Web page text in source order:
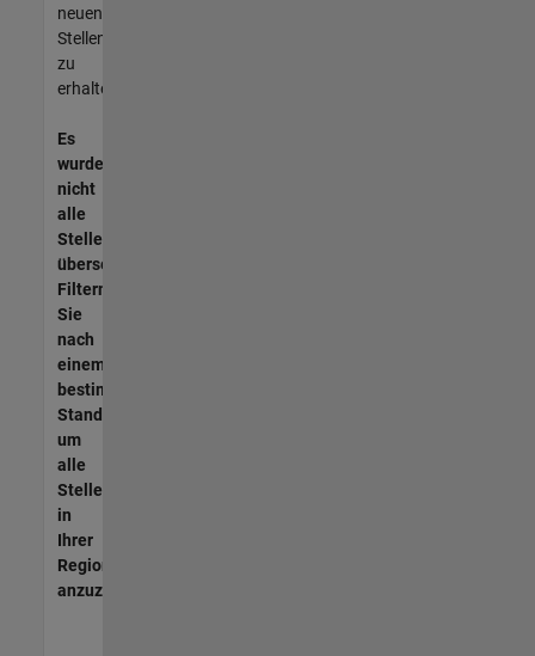
neuen
Stellenangeboten
zu
erhalten.
Es
wurden
nicht
alle
Stellen
übersetzt.
Filtern
Sie
nach
einem
bestimmten
Standort,
um
alle
Stellenangebote
in
Ihrer
Region
anzuzeigen.